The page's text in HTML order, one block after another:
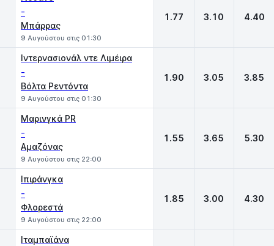
-
Μπάρρας
9 Αυγούστου στις 01:30
1.77 3.10 4.40
Ιντερνασιονάλ ντε Λιμέιρα
-
Βόλτα Ρεντόντα
9 Αυγούστου στις 01:30
1.90 3.05 3.85
Μαρινγκά PR
-
Αμαζόνας
9 Αυγούστου στις 22:00
1.55 3.65 5.30
Ιπιράνγκα
-
Φλορεστά
9 Αυγούστου στις 22:00
1.85 3.00 4.30
Ιταμπαϊάνα